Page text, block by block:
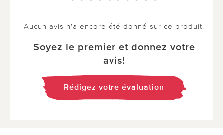
Aucun avis n'a encore été donné sur ce produit.
Soyez le premier et donnez votre
avis!
Rédigez votre évaluation